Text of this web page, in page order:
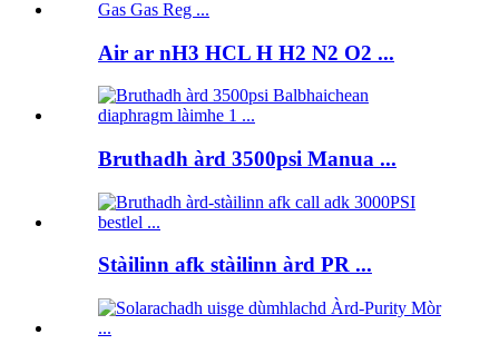
Air ar nH3 HCL H H2 N2 O2 ...
Bruthadh àrd 3500psi Manua ...
Stàilinn afk stàilinn àrd PR ...